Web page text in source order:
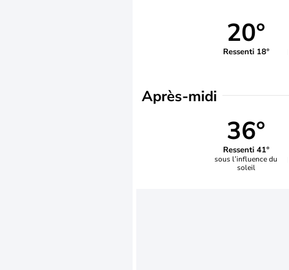
20°
Ressenti 18°
Après-midi
36°
Ressenti 41°
sous l’influence du
soleil